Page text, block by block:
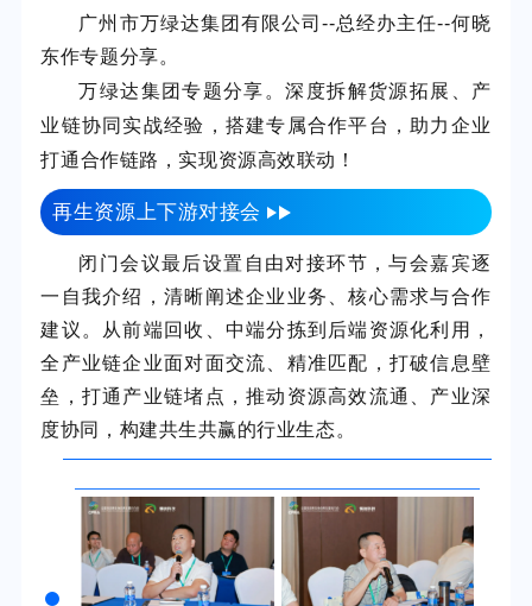
广州市万绿达集团有限公司--总经办主任--何晓
东作专题分享。
万绿达集团专题分享。深度拆解货源拓展、产
业链协同实战经验，搭建专属合作平台，助力企业
打通合作链路，实现资源高效联动！
再生资源上下游对接会
闭门会议最后设置自由对接环节，与会嘉宾逐
一自我介绍，清晰阐述企业业务、核心需求与合作
建议。从前端回收、中端分拣到后端资源化利用，
全产业链企业面对面交流、精准匹配，打破信息壁
垒，打通产业链堵点，推动资源高效流通、产业深
度协同，构建共生共赢的行业生态。